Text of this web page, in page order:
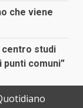
che viene
centro studi
punti comuni”